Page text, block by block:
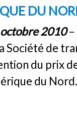
DU
2010–
Société de
du prix
du Nord.